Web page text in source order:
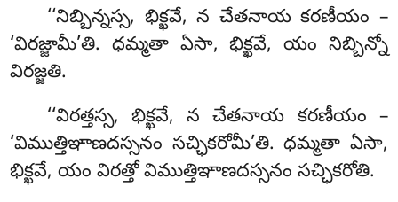
‘‘నిబ్బిన్నస్స, భిక్ఖవే, న చేతనాయ కరణీయం –
‘విరజ్జామీ’తి. ధమ్మతా ఏసా, భిక్ఖవే, యం నిబ్బిన్నో
విరజ్జతి.
‘‘విరత్తస్స, భిక్ఖవే, న చేతనాయ కరణీయం –
‘విముత్తిఞాణదస్సనం సచ్ఛికరోమీ’తి. ధమ్మతా ఏసా,
భిక్ఖవే, యం విరత్తో విముత్తిఞాణదస్సనం సచ్ఛికరోతి.